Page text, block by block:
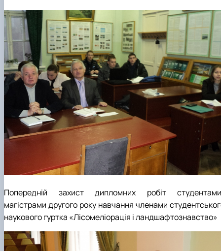
Попередній захист дипломних робіт
магістрами другого року навчання членами
наукового гуртка «Лісомеліорація і ландшафтознавство»